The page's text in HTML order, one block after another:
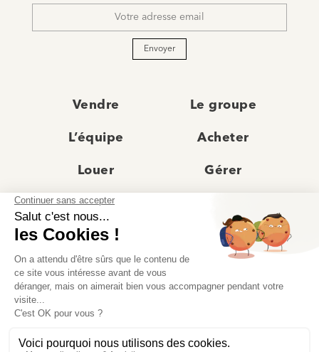
mail
Envoyer
Vendre Le groupe
L’équipe Acheter
Louer Gérer
Actualités
Recrutement Avis clients
Prestige
© Moriss Immobilier 2025 – Tous droits réservés –